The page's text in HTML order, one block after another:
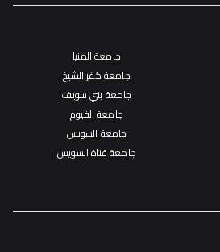
جامعة المنيا
جامعة كفر الشيخ
جامعة بني سويف
جامعة الفيوم
جامعة السويس
جامعة قناة السويس